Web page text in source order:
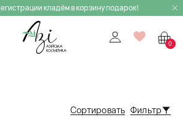
кладём в корзину подарок!
0
Сортировать Фильтр